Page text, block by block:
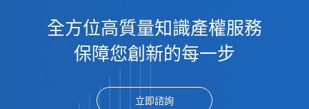
全方位高質量知識產權服務
保障您創新的每一步
立即諮詢